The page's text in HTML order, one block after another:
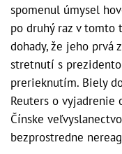
spomenul úmysel
po druhý raz v tomto
dohady, že jeho prvá
stretnutí s
prerieknutím. Biely
Reuters o
Čínske
bezprostredne